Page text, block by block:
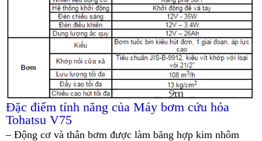
Đặc điểm tính năng của Máy bơm cứu hỏa
Tohatsu V75
– Động cơ và thân bơm được làm băng hợp kim nhôm